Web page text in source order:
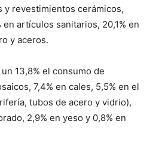
y revestimientos cerámicos,
artículos sanitarios, 20,1% en
y aceros.
13,8% el consumo de
7,4% en cales, 5,5% en el
tubos de acero y vidrio),
2,9% en yeso y 0,8% en